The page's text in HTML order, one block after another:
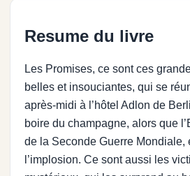
Resume du livre
Les Promises, ce sont ces
belles et insouciantes, qui se
après-midi à l’hôtel Adlon de
boire du champagne, alors que
de la Seconde Guerre Mondiale,
l’implosion. Ce sont aussi les